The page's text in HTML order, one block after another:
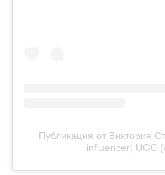
Публикация от Виктория
influencer| UGC